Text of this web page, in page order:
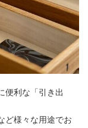
便利な「引き出
ど様々な用途でお